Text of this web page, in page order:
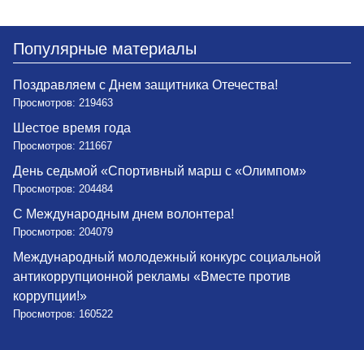
Популярные материалы
Поздравляем с Днем защитника Отечества!
Просмотров: 219463
Шестое время года
Просмотров: 211667
День седьмой «Спортивный марш с «Олимпом»
Просмотров: 204484
С Международным днем волонтера!
Просмотров: 204079
Международный молодежный конкурс социальной
антикоррупционной рекламы «Вместе против
коррупции!»
Просмотров: 160522